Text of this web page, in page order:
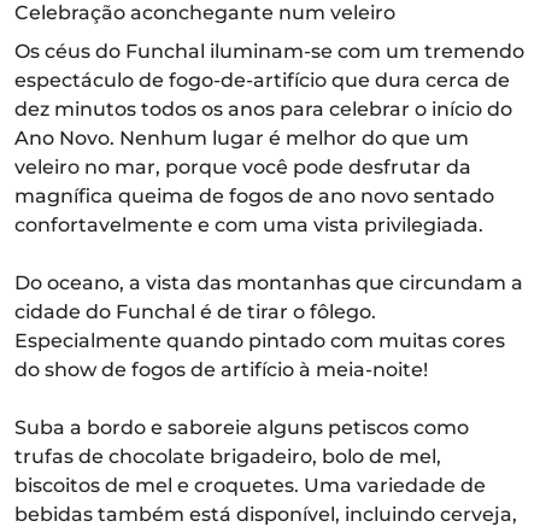
Celebração aconchegante num veleiro
Os céus do Funchal iluminam-se com um tremendo
espectáculo de fogo-de-artifício que dura cerca de
dez minutos todos os anos para celebrar o início do
Ano Novo. Nenhum lugar é melhor do que um
veleiro no mar, porque você pode desfrutar da
magnífica queima de fogos de ano novo sentado
confortavelmente e com uma vista privilegiada.
Do oceano, a vista das montanhas que circundam a
cidade do Funchal é de tirar o fôlego.
Especialmente quando pintado com muitas cores
do show de fogos de artifício à meia-noite!
Suba a bordo e saboreie alguns petiscos como
trufas de chocolate brigadeiro, bolo de mel,
biscoitos de mel e croquetes. Uma variedade de
bebidas também está disponível, incluindo cerveja,